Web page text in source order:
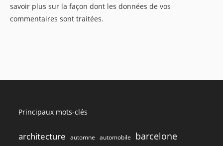
savoir plus sur la façon dont les données de vos
commentaires sont traitées.
Principaux mots-clés
architecture automne automobile barcelone